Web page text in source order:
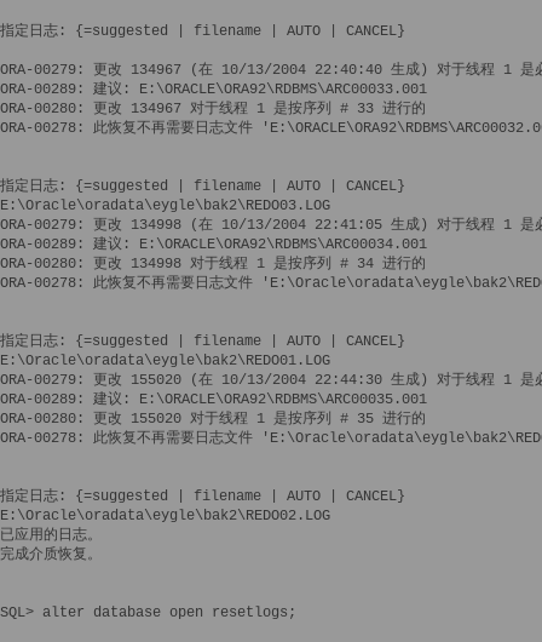
指定日志: {=suggested | filename | AUTO | CANCEL}
ORA-00279: 更改 134967 (在 10/13/2004 22:40:40 生成) 对于线程 1 是
ORA-00289: 建议: E:\ORACLE\ORA92\RDBMS\ARC00033.001
ORA-00280: 更改 134967 对于线程 1 是按序列 # 33 进行的
ORA-00278: 此恢复不再需要日志文件
指定日志: {=suggested | filename | AUTO | CANCEL}
E:\Oracle\oradata\eygle\bak2\REDO03.LOG
ORA-00279: 更改 134998 (在 10/13/2004 22:41:05 生成) 对于线程 1 是
ORA-00289: 建议: E:\ORACLE\ORA92\RDBMS\ARC00034.001
ORA-00280: 更改 134998 对于线程 1 是按序列 # 34 进行的
ORA-00278: 此恢复不再需要日志文件
指定日志: {=suggested | filename | AUTO | CANCEL}
E:\Oracle\oradata\eygle\bak2\REDO01.LOG
ORA-00279: 更改 155020 (在 10/13/2004 22:44:30 生成) 对于线程 1 是
ORA-00289: 建议: E:\ORACLE\ORA92\RDBMS\ARC00035.001
ORA-00280: 更改 155020 对于线程 1 是按序列 # 35 进行的
ORA-00278: 此恢复不再需要日志文件
指定日志: {=suggested | filename | AUTO | CANCEL}
E:\Oracle\oradata\eygle\bak2\REDO02.LOG
已应用的日志。
完成介质恢复。
SQL> alter database open resetlogs;